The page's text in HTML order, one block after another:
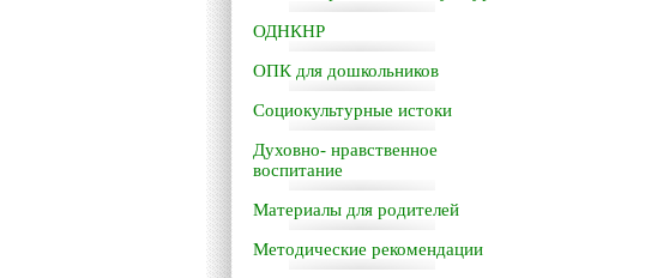
ОДНКНР
ОПК для дошкольников
Социокультурные истоки
Духовно- нравственное
воспитание
Материалы для родителей
Методические рекомендации